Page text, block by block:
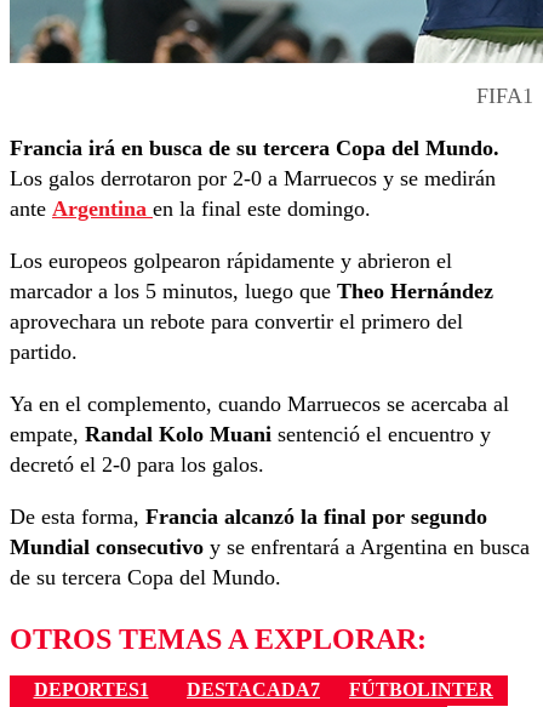
FIFA1
Francia irá en busca de su tercera Copa del Mundo.
Los galos derrotaron por 2-0 a Marruecos y se medirán
ante Argentina en la final este domingo.
Los europeos golpearon rápidamente y abrieron el
marcador a los 5 minutos, luego que Theo Hernández
aprovechara un rebote para convertir el primero del
partido.
Ya en el complemento, cuando Marruecos se acercaba al
empate, Randal Kolo Muani sentenció el encuentro y
decretó el 2-0 para los galos.
De esta forma, Francia alcanzó la final por segundo
Mundial consecutivo y se enfrentará a Argentina en busca
de su tercera Copa del Mundo.
OTROS TEMAS A EXPLORAR:
DEPORTES1 DESTACADA7
FÚTBOLINTER